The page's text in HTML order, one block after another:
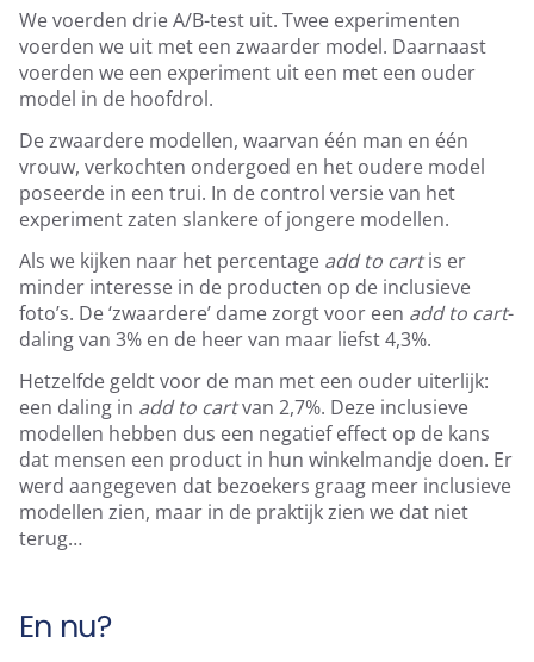
We voerden drie A/B-test uit. Twee experimenten
voerden we uit met een zwaarder model. Daarnaast
voerden we een experiment uit een met een ouder
model in de hoofdrol.
De zwaardere modellen, waarvan één man en één
vrouw, verkochten ondergoed en het oudere model
poseerde in een trui. In de control versie van het
experiment zaten slankere of jongere modellen.
Als we kijken naar het percentage add to cartis er
minder interesse in de producten op de inclusieve
foto’s. De ‘zwaardere’ dame zorgt voor een add to cart-
daling van 3% en de heer van maar liefst 4,3%.
Hetzelfde geldt voor de man met een ouder uiterlijk:
een daling in add to cartvan 2,7%. Deze inclusieve
modellen hebben dus een negatief effect op de kans
dat mensen een product in hun winkelmandje doen. Er
werd aangegeven dat bezoekers graag meer inclusieve
modellen zien, maar in de praktijk zien we dat niet
terug…
En nu?